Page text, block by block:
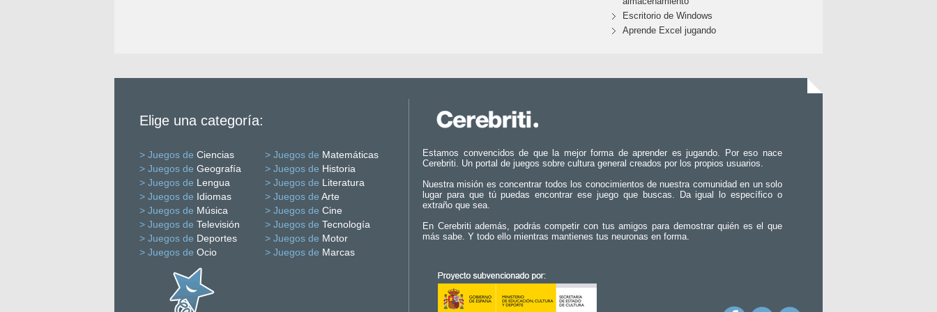
Escritorio de Windows
Aprende Excel jugando
Elige una categoría:
> Juegos de Ciencias > Juegos de Matemáticas
> Juegos de Geografía > Juegos de Historia
> Juegos de Lengua > Juegos de Literatura
> Juegos de Idiomas > Juegos de Arte
> Juegos de Música > Juegos de Cine
> Juegos de Televisión > Juegos de Tecnología
> Juegos de Deportes > Juegos de Motor
> Juegos de Ocio > Juegos de Marcas
Estamos convencidos de que la mejor forma de aprender es jugando. Por eso nace
Cerebriti. Un portal de juegos sobre cultura general creados por los propios usuarios.
Nuestra misión es concentrar todos los conocimientos de nuestra comunidad en un solo
lugar para que tú puedas encontrar ese juego que buscas. Da igual lo específico o
extraño que sea.
En Cerebriti además, podrás competir con tus amigos para demostrar quién es el que
más sabe. Y todo ello mientras mantienes tus neuronas en forma.